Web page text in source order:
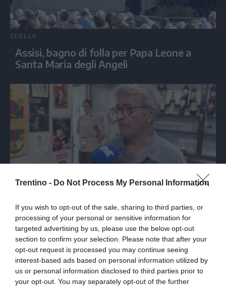
Trentino - Do Not Process My Personal Information
If you wish to opt-out of the sale, sharing to third parties, or
processing of your personal or sensitive information for
targeted advertising by us, please use the below opt-out
section to confirm your selection. Please note that after your
opt-out request is processed you may continue seeing
interest-based ads based on personal information utilized by
us or personal information disclosed to third parties prior to
your opt-out. You may separately opt-out of the further
ITALIA
Assisi, bagno di folla per Papa Leone a
Santa Maria degli Angeli
tirava tardi: «Qua viveva di notte»